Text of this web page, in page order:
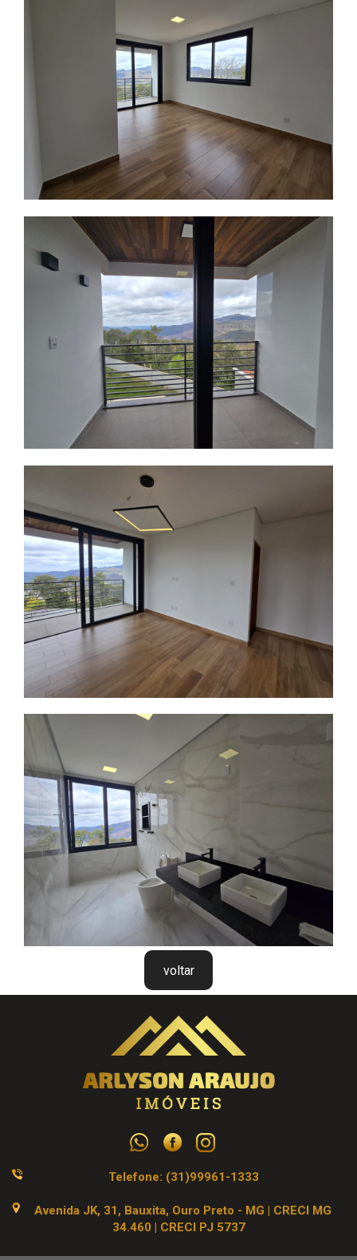
voltar
Telefone: (31)99961-1333
Avenida JK, 31, Bauxita, Ouro Preto - MG | CRECI MG
34.460 | CRECI PJ 5737